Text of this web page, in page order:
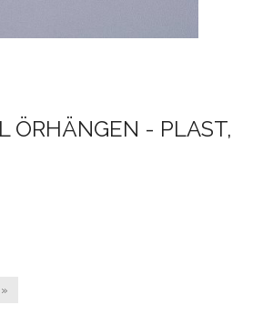
ÖRHÄNGEN - PLAST,